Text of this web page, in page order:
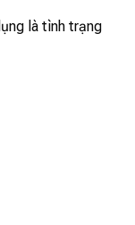
là tình trạng